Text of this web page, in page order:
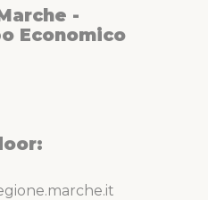
-
Economico